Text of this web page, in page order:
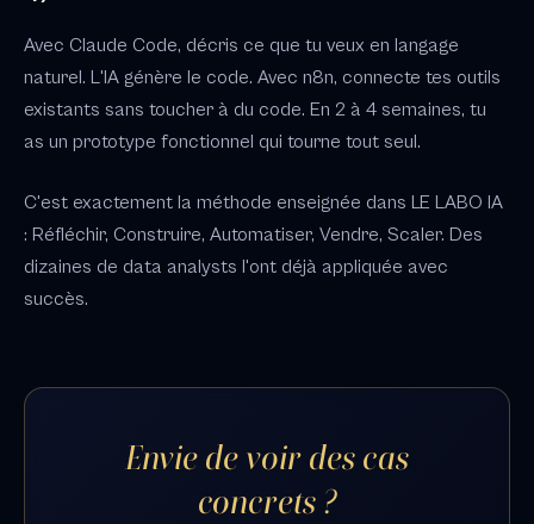
Avec Claude Code, décris ce que tu veux en langage
naturel. L'IA génère le code. Avec n8n, connecte tes outils
existants sans toucher à du code. En 2 à 4 semaines, tu
as un prototype fonctionnel qui tourne tout seul.
C'est exactement la méthode enseignée dans LE LABO IA
: Réfléchir, Construire, Automatiser, Vendre, Scaler. Des
dizaines de data analysts l'ont déjà appliquée avec
succès.
Envie de voir des cas
concrets ?